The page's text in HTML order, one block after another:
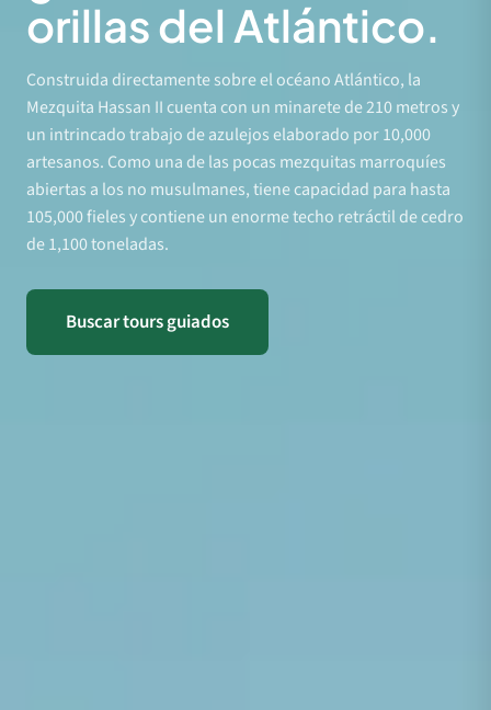
orillas del Atlántico.
Construida directamente sobre el océano Atlántico, la
Mezquita Hassan II cuenta con un minarete de 210 metros y
un intrincado trabajo de azulejos elaborado por 10,000
artesanos. Como una de las pocas mezquitas marroquíes
abiertas a los no musulmanes, tiene capacidad para hasta
105,000 fieles y contiene un enorme techo retráctil de cedro
de 1,100 toneladas.
Buscar tours guiados